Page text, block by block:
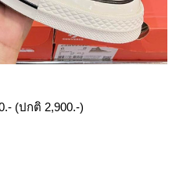
(ปกติ 2,900.-)